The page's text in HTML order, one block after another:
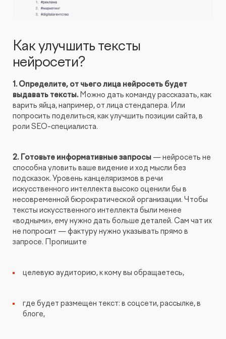
Как улучшить тексты
нейросети?
1. Определите, от чьего лица нейросеть будет
выдавать тексты.Можно дать команду рассказать, как
варить яйца, например, от лица стендапера. Или
попросить поделиться, как улучшить позиции сайта, в
роли SEO-специалиста.
2. Готовьте информативные запросы — нейросеть не
способна уловить ваше видение и ход мысли без
подсказок. Уровень канцеляризмов в речи
искусственного интеллекта высоко оценили бы в
несовременной бюрократической организации. Чтобы
тексты искусственного интеллекта были менее
«водными», ему нужно дать больше деталей. Сам чат их
не попросит — фактуру нужно указывать прямо в
запросе. Пропишите
целевую аудиторию, к кому вы обращаетесь,
где будет размещен текст: в соцсети, рассылке, в
блоге,